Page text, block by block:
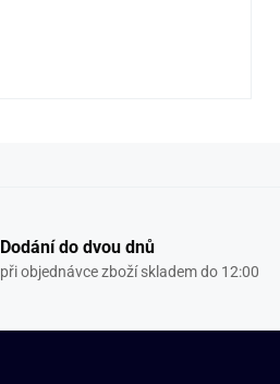
Dodání do dvou dnů
při objednávce zboží skladem do 12:00